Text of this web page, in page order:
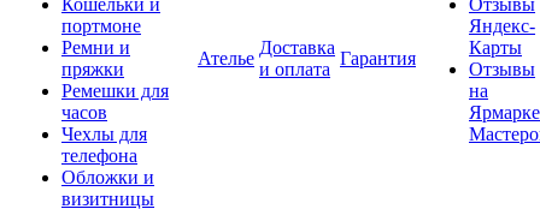
Кошельки и
портмоне
Ремни и
пряжки
Ремешки для
часов
Чехлы для
телефона
Обложки и
визитницы
Ателье
Доставка
и оплата
Гарантия
Отзывы
Яндекс-
Карты
Отзывы
на
Ярмарке